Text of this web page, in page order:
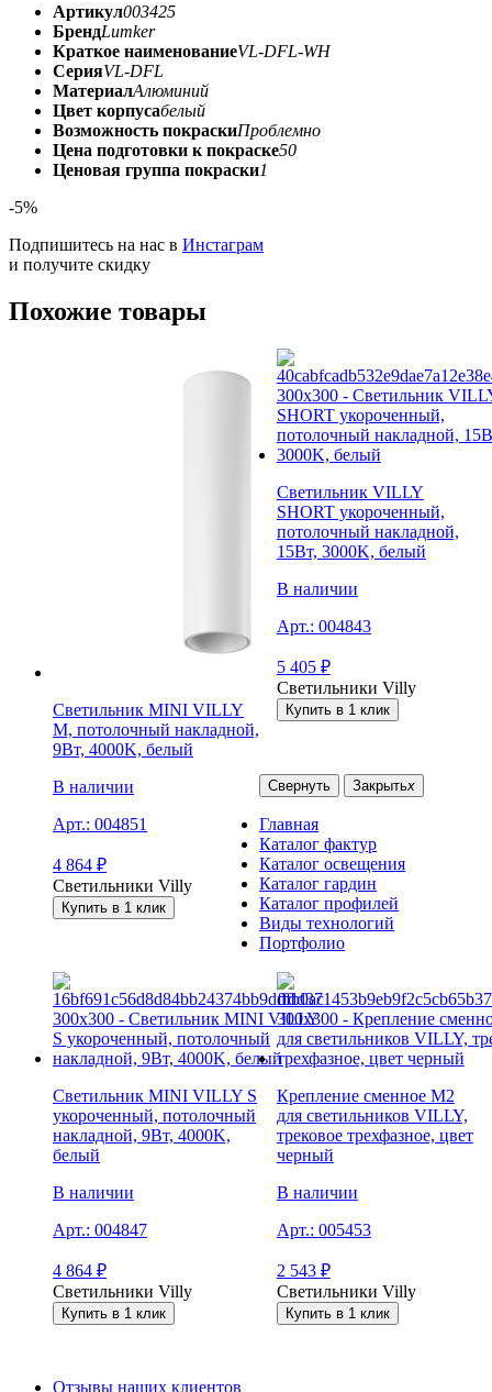
Артикул003425
БрендLumker
Краткое наименованиеVL-DFL-WH
СерияVL-DFL
МатериалАлюминий
Цвет корпусабелый
Возможность покраскиПроблемно
Цена подготовки к покраске50
Ценовая группа покраски1
-5%
Подпишитесь на нас в Инстаграм
и получите скидку
Похожие товары
Светильник MINI VILLY
M, потолочный накладной,
9Вт, 4000K, белый
В наличии
Арт.: 004851
4 864 ₽
Светильники Villy
Купить в 1 клик
Светильник VILLY
SHORT укороченный,
потолочный накладной,
15Вт, 3000K, белый
В наличии
Арт.: 004843
5 405 ₽
Светильники Villy
Купить в 1 клик
Светильник MINI VILLY S
укороченный, потолочный
накладной, 9Вт, 4000K,
белый
В наличии
Арт.: 004847
4 864 ₽
Светильники Villy
Купить в 1 клик
Крепление сменное М2
для светильников VILLY,
трековое трехфазное, цвет
черный
В наличии
Арт.: 005453
2 543 ₽
Светильники Villy
Купить в 1 клик
Свернуть Закрытьx
Главная
Каталог фактур
Каталог освещения
Каталог гардин
Каталог профилей
Виды технологий
Портфолио
Отзывы наших клиентов